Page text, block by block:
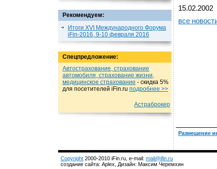
Рекомендуем:
Итоги XVI Международного Форума
iFin-2016, 9-10 февраля 2016
Спецпредложение:
Автострахование, страхование
автомобиля, страхование жизни,
медицинское страхование - cкидка 5%
для посетителей iFin.ru подробнеe >>
Астраброкер
15.02.2002
все
Размещение
Copyright 2000-2010 iFin.ru, e-mail: mail@ifin.ru
создание сайта: Aplex, Дизайн: Максим Черемхин